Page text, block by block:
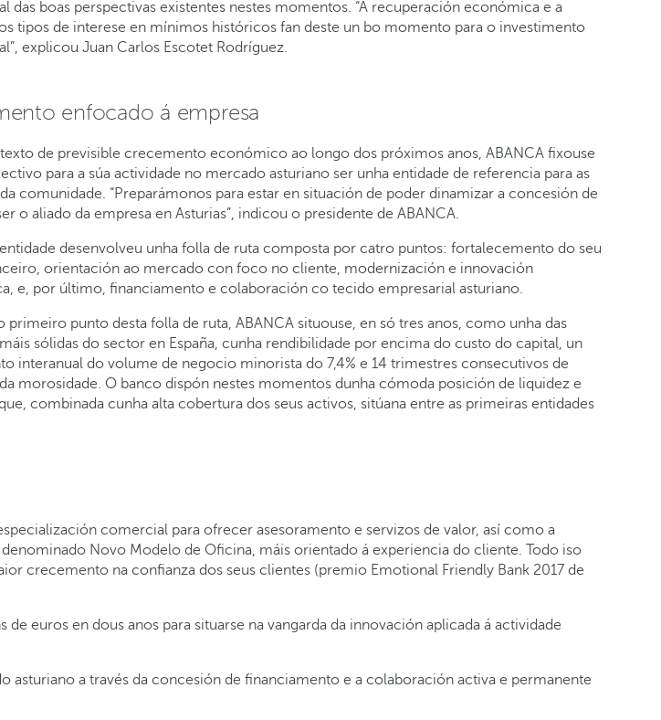
das boas perspectivas existentes nestes momentos. “A recuperación económica e a
tipos de interese en mínimos históricos fan deste un bo momento para o investimento
explicou Juan Carlos Escotet Rodríguez.
enfocado á empresa
de previsible crecemento económico ao longo dos próximos anos, ABANCA fixouse
para a súa actividade no mercado asturiano ser unha entidade de referencia para as
comunidade. “Preparámonos para estar en situación de poder dinamizar a concesión de
o aliado da empresa en Asturias”, indicou o presidente de ABANCA.
entidade desenvolveu unha folla de ruta composta por catro puntos: fortalecemento do seu
orientación ao mercado con foco no cliente, modernización e innovación
e, por último, financiamento e colaboración co tecido empresarial asturiano.
primeiro punto desta folla de ruta, ABANCA situouse, en só tres anos, como unha das
sólidas do sector en España, cunha rendibilidade por encima do custo do capital, un
interanual do volume de negocio minorista do 7,4% e 14 trimestres consecutivos de
morosidade. O banco dispón nestes momentos dunha cómoda posición de liquidez e
combinada cunha alta cobertura dos seus activos, sitúana entre as primeiras entidades
comercial para ofrecer asesoramento e servizos de valor, así como a
Novo Modelo de Oficina, máis orientado á experiencia do cliente. Todo iso
crecemento na confianza dos seus clientes (premio Emotional Friendly Bank 2017 de
euros en dous anos para situarse na vangarda da innovación aplicada á actividade
a través da concesión de financiamento e a colaboración activa e permanente